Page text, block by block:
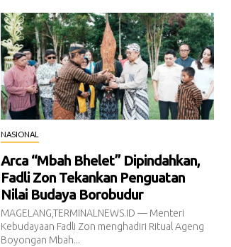
NASIONAL
Arca “Mbah Bhelet” Dipindahkan,
Fadli Zon Tekankan Penguatan
Nilai Budaya Borobudur
MAGELANG,TERMINALNEWS.ID — Menteri
Kebudayaan Fadli Zon menghadiri Ritual Ageng
Boyongan Mbah...